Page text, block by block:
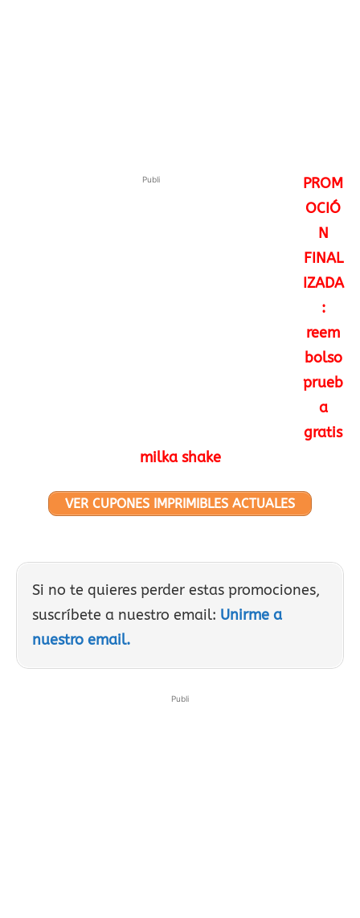
Publi
PROM
OCIÓ
N
FINAL
IZADA
:
reem
bolso
prueb
a
gratis
milka shake
VER CUPONES IMPRIMIBLES ACTUALES
Si no te quieres perder estas promociones,
suscríbete a nuestro email: Unirme a
nuestro email.
Publi